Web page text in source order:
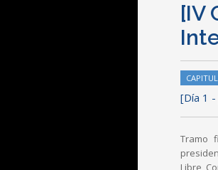
[IV
[Día 1
Tramo
Libre